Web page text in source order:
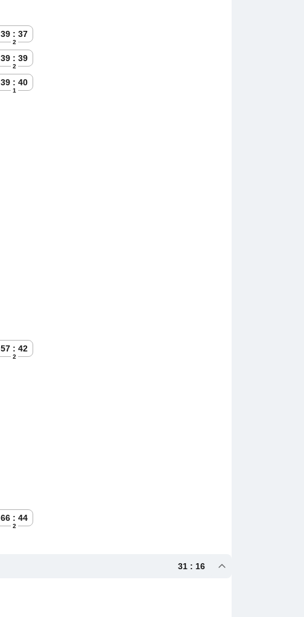
39 : 37
2
39 : 39
2
39 : 40
1
57 : 42
2
66 : 44
2
31 : 16